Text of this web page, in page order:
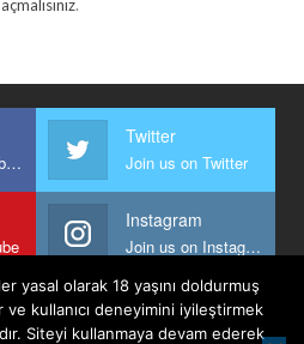
.
Join us on Facebook
Twitter
Join us on Twitter
Instagram
Join us on Instagram
yasal olarak 18 yaşını doldurmuş
kullanıcı deneyimini iyileştirmek
Siteyi kullanmaya devam ederek